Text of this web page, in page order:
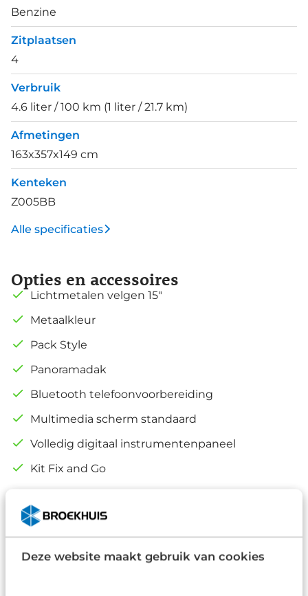
Deze website maakt gebruik van cookies
Benzine
Zitplaatsen
4
Verbruik
4.6 liter / 100 km (1 liter / 21.7 km)
Afmetingen
163x357x149 cm
Kenteken
Z005BB
Alle specificaties
Opties en accessoires
Lichtmetalen velgen 15"
Metaalkleur
Pack Style
Panoramadak
Bluetooth telefoonvoorbereiding
Multimedia scherm standaard
Volledig digitaal instrumentenpaneel
Kit Fix and Go
Met een auto als deze Fiat 500 komt u absoluut